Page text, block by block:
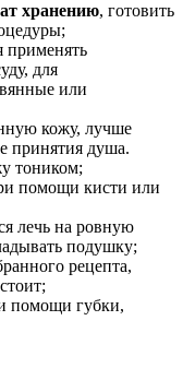
хранению, готовить
применять
для
или
кожу, лучше
принятия душа.
тоником;
помощи кисти или
лечь на ровную
подушку;
рецепта,
помощи губки,